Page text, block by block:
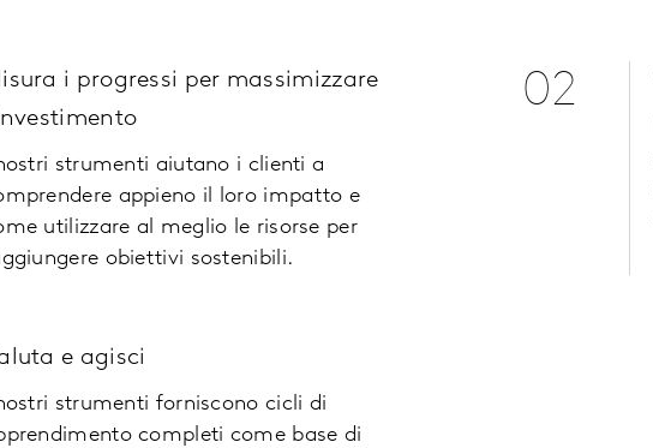
i progressi per massimizzare
nostri strumenti aiutano i clienti a
appieno il loro impatto e
utilizzare al meglio le risorse per
obiettivi sostenibili.
02
e agisci
nostri strumenti forniscono cicli di
completi come base di